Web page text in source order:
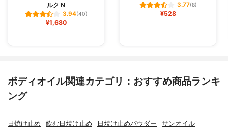
ルク N
3.94(40)
¥1,680
3.77(8)
¥528
ボディオイル関連カテゴリ：おすすめ商品ランキ
ング
日焼け止め 飲む日焼け止め 日焼け止めパウダー サンオイル